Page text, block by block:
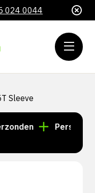
024 0044
Sleeve
Persoonlijk